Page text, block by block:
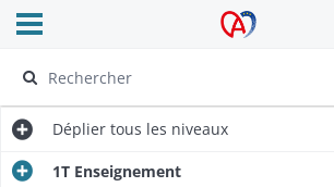
Archives Alsace - Colmar
Ouvrir le menu déroulant
Déplier tous les niveaux
1T Enseignement